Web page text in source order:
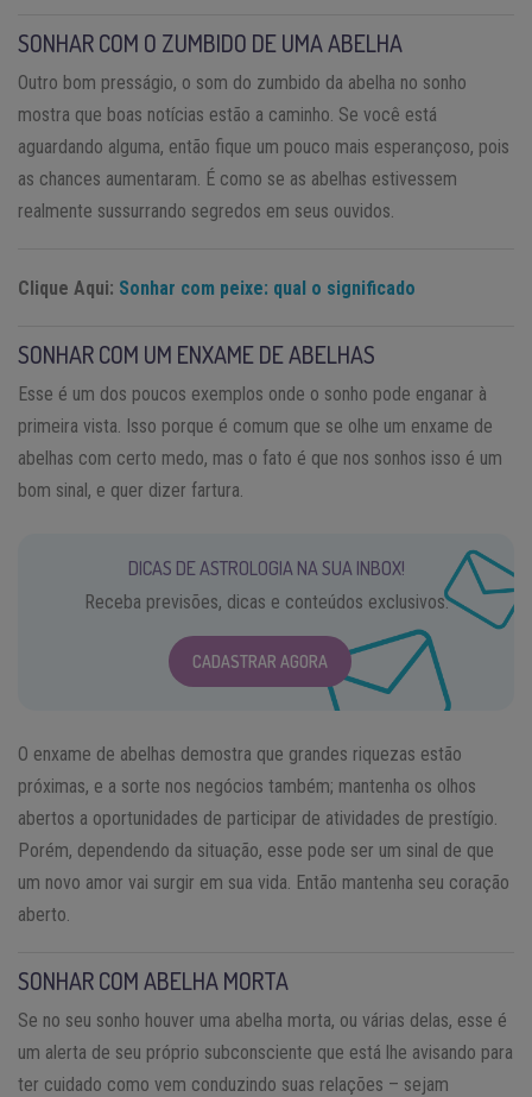
SONHAR COM O ZUMBIDO DE UMA ABELHA
Outro bom presságio, o som do zumbido da abelha no sonho
mostra que boas notícias estão a caminho. Se você está
aguardando alguma, então fique um pouco mais esperançoso, pois
as chances aumentaram. É como se as abelhas estivessem
realmente sussurrando segredos em seus ouvidos.
Clique Aqui: Sonhar com peixe: qual o significado
SONHAR COM UM ENXAME DE ABELHAS
Esse é um dos poucos exemplos onde o sonho pode enganar à
primeira vista. Isso porque é comum que se olhe um enxame de
abelhas com certo medo, mas o fato é que nos sonhos isso é um
bom sinal, e quer dizer fartura.
DICAS DE ASTROLOGIA NA SUA INBOX!
Receba previsões, dicas e conteúdos exclusivos.
CADASTRAR AGORA
O enxame de abelhas demostra que grandes riquezas estão
próximas, e a sorte nos negócios também; mantenha os olhos
abertos a oportunidades de participar de atividades de prestígio.
Porém, dependendo da situação, esse pode ser um sinal de que
um novo amor vai surgir em sua vida. Então mantenha seu coração
aberto.
SONHAR COM ABELHA MORTA
Se no seu sonho houver uma abelha morta, ou várias delas, esse é
um alerta de seu próprio subconsciente que está lhe avisando para
ter cuidado como vem conduzindo suas relações – sejam